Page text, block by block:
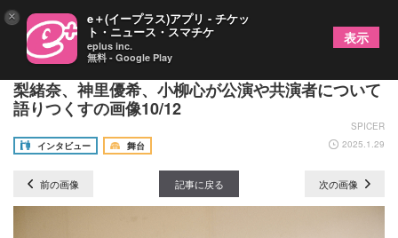
舞台『ノンセクシュアル』シングルキャストの立道
梨緒奈、神里優希、小柳心が公演や共演者について
語りつくすの画像10/12
SPICER
インタビュー
舞台 2025.1.29
前の画像 記事に戻る 次の画像
× e＋(イープラス)アプリ - チケッ
ト・ニュース・スマチケ
eplus inc.
無料 - Google Play
表示